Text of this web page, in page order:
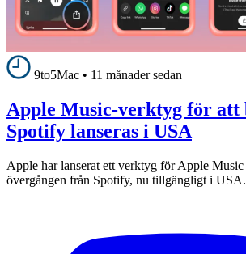
9to5Mac • 11 månader sedan
Apple Music-verktyg för att
Spotify lanseras i USA
Apple har lanserat ett verktyg för Apple Music
övergången från Spotify, nu tillgängligt i USA.